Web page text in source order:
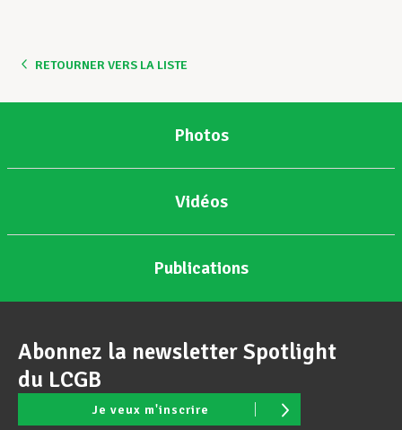
RETOURNER VERS LA LISTE
Photos
Vidéos
Publications
Abonnez la newsletter Spotlight
du LCGB
Je veux m'inscrire